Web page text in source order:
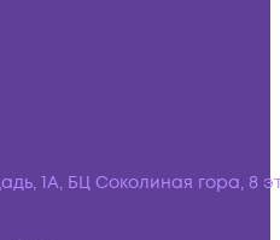
1А, БЦ Соколиная гора, 8